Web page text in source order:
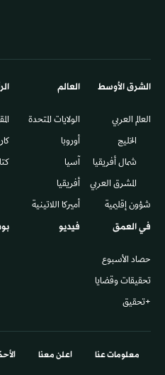
الشرق الأوسط​
العالم العربي
الخليج
شمال أفريقيا
المشرق العربي
شؤون إقليمية
العالم
الولايات المتحدة
أوروبا
آسيا
أفريقيا
أميركا اللاتينية
في العمق
حصاد الأسبوع
تحقيقات وقضايا
+تحقيق
فيديو
معلومات عنا اعلن معنا